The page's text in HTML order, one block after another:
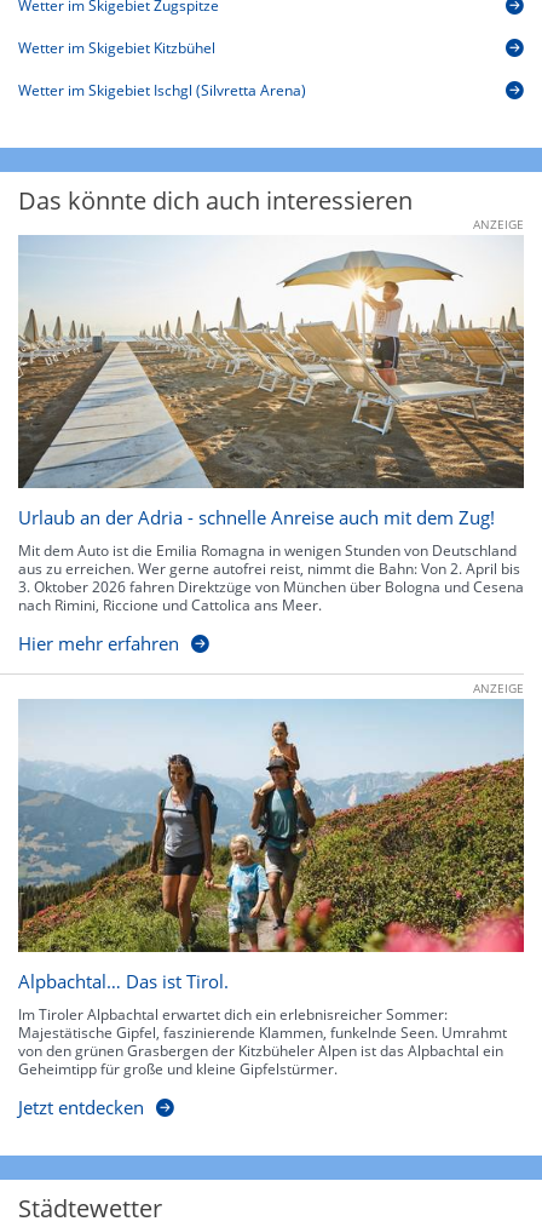
Wetter im Skigebiet Zugspitze
Wetter im Skigebiet Kitzbühel
Wetter im Skigebiet Ischgl (Silvretta Arena)
Das könnte dich auch interessieren
ANZEIGE
Urlaub an der Adria - schnelle Anreise auch mit dem Zug!
Mit dem Auto ist die Emilia Romagna in wenigen Stunden von Deutschland
aus zu erreichen. Wer gerne autofrei reist, nimmt die Bahn: Von 2. April bis
3. Oktober 2026 fahren Direktzüge von München über Bologna und Cesena
nach Rimini, Riccione und Cattolica ans Meer.
Hier mehr erfahren
ANZEIGE
Alpbachtal… Das ist Tirol.
Im Tiroler Alpbachtal erwartet dich ein erlebnisreicher Sommer:
Majestätische Gipfel, faszinierende Klammen, funkelnde Seen. Umrahmt
von den grünen Grasbergen der Kitzbüheler Alpen ist das Alpbachtal ein
Geheimtipp für große und kleine Gipfelstürmer.
Jetzt entdecken
Städtewetter